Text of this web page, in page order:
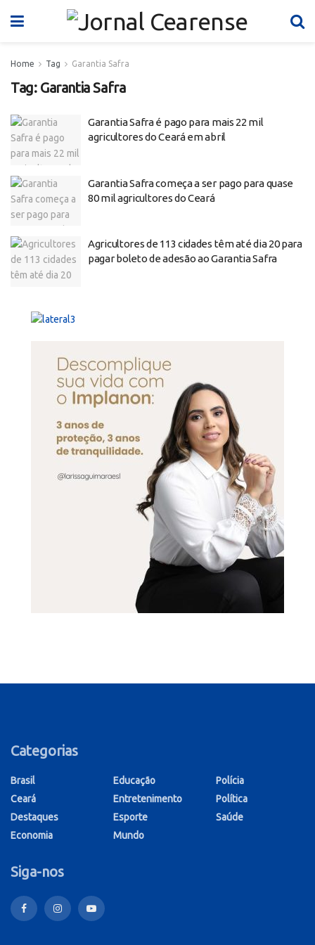
Home Tag Garantia Safra
Tag: Garantia Safra
Garantia Safra é pago para mais 22 mil
agricultores do Ceará em abril
Garantia Safra começa a ser pago para quase
80 mil agricultores do Ceará
Agricultores de 113 cidades têm até dia 20 para
pagar boleto de adesão ao Garantia Safra
Categorias
Brasil
Ceará
Destaques
Economia
Educação
Entretenimento
Esporte
Mundo
Polícia
Política
Saúde
Siga-nos